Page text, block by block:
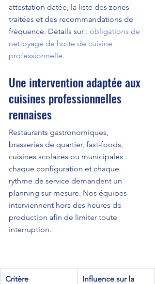
attestation datée, la liste des zones
traitées et des recommandations de
fréquence. Détails sur : obligations de
nettoyage de hotte de cuisine
professionnelle.
Une intervention adaptée aux
cuisines professionnelles
rennaises
Restaurants gastronomiques,
brasseries de quartier, fast-foods,
cuisines scolaires ou municipales :
chaque configuration et chaque
rythme de service demandent un
planning sur mesure. Nos équipes
interviennent hors des heures de
production afin de limiter toute
interruption.
Critère
Influence sur la